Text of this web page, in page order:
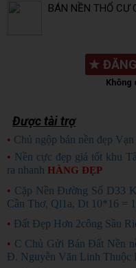
BÁN NỀN THỔ CƯ
★
Không
Được tài trợ
• Chủ ngộp bán nền đẹp
• Nền cực đẹp giá tốt khu
ra nhanh HÀNG ĐẸP
• Cặp Nền Đường Số D33
Cần Thơ, Ql1a, Dt 10*16 =
• Đất Đẹp Hơn 2công Sầu
• C Chủ Gửi Bán Đất Nền
Đ. Nguyễn Văn Linh Thuộc